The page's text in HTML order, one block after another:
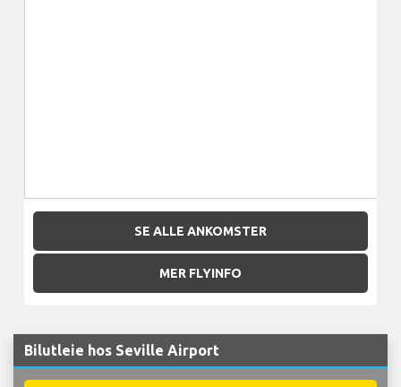
SE ALLE ANKOMSTER
MER FLYINFO
Bilutleie hos Seville Airport